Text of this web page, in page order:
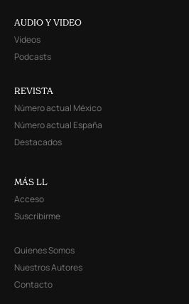
AUDIO Y VIDEO
Videos
Podcasts
REVISTA
Número actual México
Número actual España
Destacados
MÁS LL
Acceso
Suscribirme
Quienes Somos
Nuestros Autores
Contacto